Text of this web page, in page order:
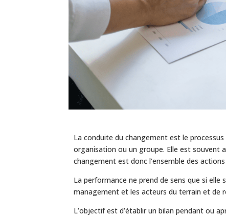
La conduite du changement est le
organisation ou un groupe. Elle est souvent
changement est donc l’ensemble des
La performance ne prend de sens que si
management et les acteurs du terrain et de
L’objectif est d’établir un bilan pendant ou